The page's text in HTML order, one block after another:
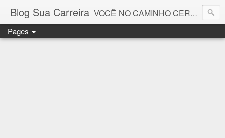
Blog Sua Carreira VOCÊ NO CAMINHO CERTO! 🤓💻🚀
Pages